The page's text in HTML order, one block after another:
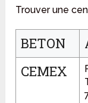
Trouver une
BETON
CEMEX